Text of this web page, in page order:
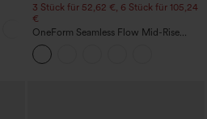
+11
3 Stück für 52,62 €, 6 Stück für 105,24
€
OneForm Seamless Flow Mid-Rise
Yoga-Leggings - mittelhoher Bund,
bauchformend und mit Po-Lifting-
Effekt